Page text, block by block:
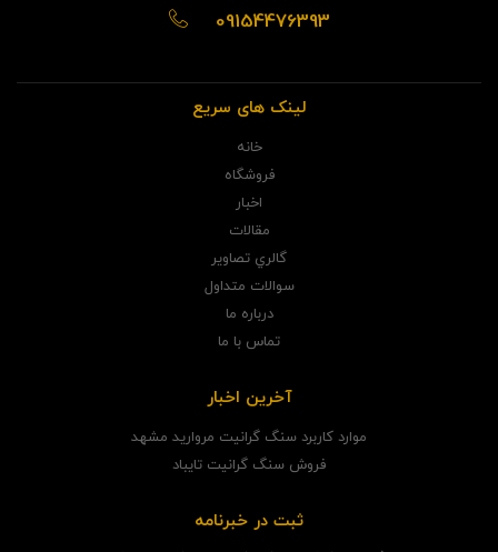
09154476393
لینک های سریع
خانه
فروشگاه
اخبار
مقالات
گالري تصاوير
سوالات متداول
درباره ما
تماس با ما
آخرین اخبار
موارد کاربرد سنگ گرانیت مروارید مشهد
فروش سنگ گرانیت تایباد
ثبت در خبرنامه